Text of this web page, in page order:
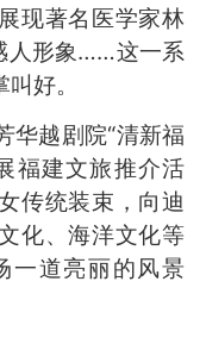
现著名医学家林
人形象……这一系
好。
越剧院“清新福
福建文旅推介活
传统装束，向迪
化、海洋文化等
一道亮丽的风景